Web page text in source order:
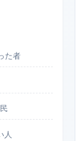
た者
人